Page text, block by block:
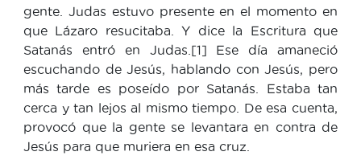
gente. Judas estuvo presente en el momento en
que Lázaro resucitaba. Y dice la Escritura que
Satanás entró en Judas.[1] Ese día amaneció
escuchando de Jesús, hablando con Jesús, pero
más tarde es poseído por Satanás. Estaba tan
cerca y tan lejos al mismo tiempo. De esa cuenta,
provocó que la gente se levantara en contra de
Jesús para que muriera en esa cruz.